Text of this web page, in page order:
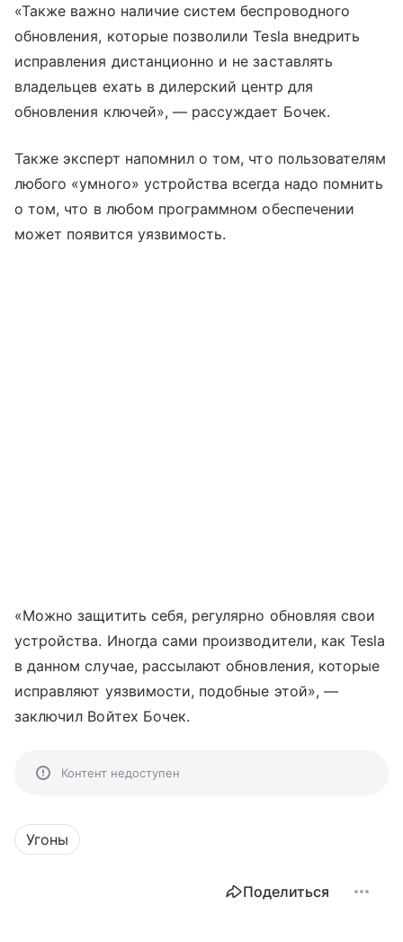
«Также важно наличие систем беспроводного
обновления, которые позволили Tesla внедрить
исправления дистанционно и не заставлять
владельцев ехать в дилерский центр для
обновления ключей», — рассуждает Бочек.
Также эксперт напомнил о том, что пользователям
любого «умного» устройства всегда надо помнить
о том, что в любом программном обеспечении
может появится уязвимость.
«Можно защитить себя, регулярно обновляя свои
устройства. Иногда сами производители, как Tesla
в данном случае, рассылают обновления, которые
исправляют уязвимости, подобные этой», —
заключил Войтех Бочек.
Контент недоступен
Угоны
Поделиться